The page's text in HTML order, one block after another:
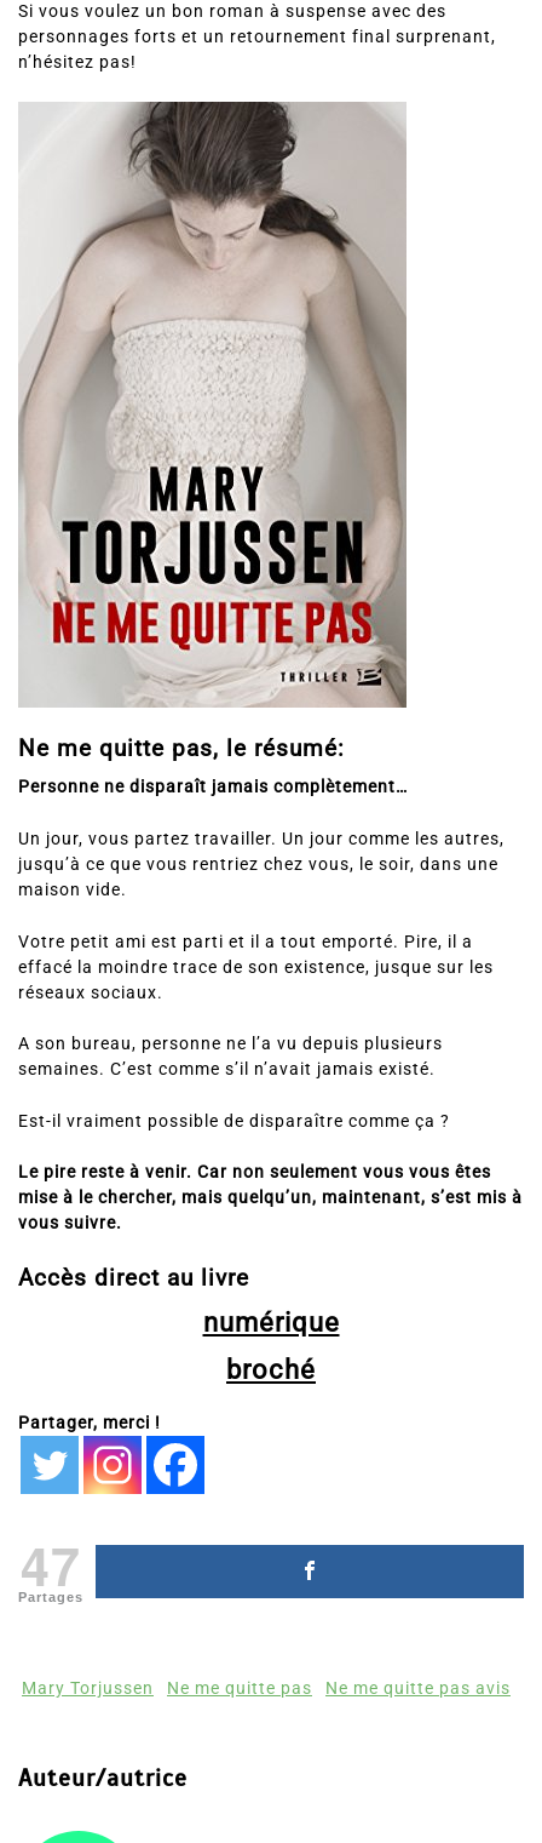
Si vous voulez un bon roman à suspense avec des
personnages forts et un retournement final surprenant,
n’hésitez pas!
Ne me quitte pas, le résumé:
Personne ne disparaît jamais complètement…
Un jour, vous partez travailler. Un jour comme les autres,
jusqu’à ce que vous rentriez chez vous, le soir, dans une
maison vide.
Votre petit ami est parti et il a tout emporté. Pire, il a
effacé la moindre trace de son existence, jusque sur les
réseaux sociaux.
A son bureau, personne ne l’a vu depuis plusieurs
semaines. C’est comme s’il n’avait jamais existé.
Est-il vraiment possible de disparaître comme ça ?
Le pire reste à venir. Car non seulement vous vous êtes
mise à le chercher, mais quelqu’un, maintenant, s’est mis à
vous suivre.
Accès direct au livre
numérique
broché
Partager, merci !
47
Partages
Mary Torjussen Ne me quitte pas Ne me quitte pas avis
Auteur/autrice